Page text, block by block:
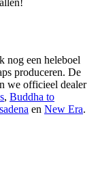
nog een heleboel
produceren. De
we officieel dealer
, Buddha to
en New Era.